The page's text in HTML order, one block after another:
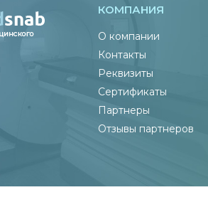
КОМПАНИЯ
О компании
Контакты
Реквизиты
Сертификаты
Партнеры
Отзывы партнеров